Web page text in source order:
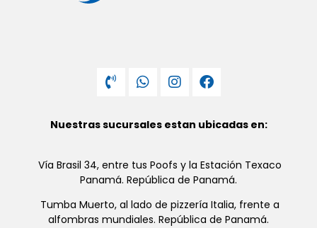
Nuestras sucursales estan ubicadas en:
Vía Brasil 34, entre tus Poofs y la Estación Texaco
Panamá. República de Panamá.
Tumba Muerto, al lado de pizzería Italia, frente a
alfombras mundiales. República de Panamá.